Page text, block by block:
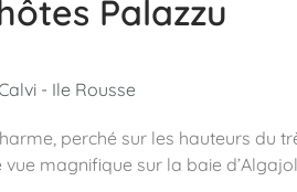
Palazzu
- Ile Rousse
perché sur les hauteurs du
vue magnifique sur la baie